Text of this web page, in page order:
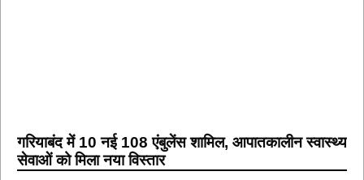
गरियाबंद में 10 नई 108 एंबुलेंस शामिल, आपातकालीन स्वास्थ्य
सेवाओं को मिला नया विस्तार